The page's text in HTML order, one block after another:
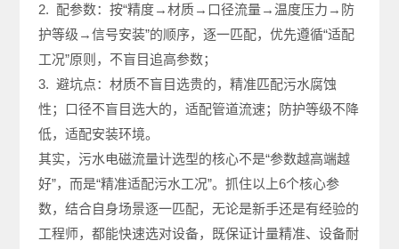
2. 配参数：按“精度→材质→口径流量→温度压力→防
护等级→信号安装”的顺序，逐一匹配，优先遵循“适配
工况”原则，不盲目追高参数；
3. 避坑点：材质不盲目选贵的，精准匹配污水腐蚀
性；口径不盲目选大的，适配管道流速；防护等级不降
低，适配安装环境。
其实，污水电磁流量计选型的核心不是“参数越高端越
好”，而是“精准适配污水工况”。抓住以上6个核心参
数，结合自身场景逐一匹配，无论是新手还是有经验的
工程师，都能快速选对设备，既保证计量精准、设备耐